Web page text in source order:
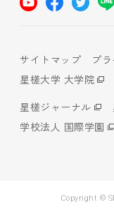
サイトマップ
プ
星槎大学 大学院
星槎ジャーナル
学校法人 国際学園
Copyright ©